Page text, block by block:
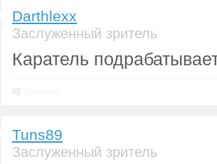
Darthlexx
Заслуженный зритель
Каратель
Tuns89
Заслуженный зритель